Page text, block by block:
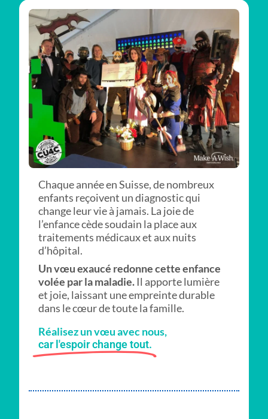
Chaque année en Suisse, de nombreux
enfants reçoivent un diagnostic qui
change leur vie à jamais. La joie de
l’enfance cède soudain la place aux
traitements médicaux et aux nuits
d’hôpital.
Un vœu exaucé redonne cette enfance
volée par la maladie. Il apporte lumière
et joie, laissant une empreinte durable
dans le cœur de toute la famille.
Réalisez un vœu avec nous,
car l'espoir change tout.